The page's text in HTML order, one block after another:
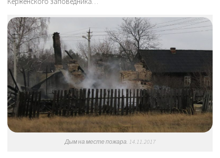
Дым на месте пожара. 14.11.2017